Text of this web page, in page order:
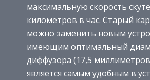
максимальную скорость
километров в час. Старый
можно заменить новым
имеющим оптимальный
диффузора (17,5
является самым удобным в